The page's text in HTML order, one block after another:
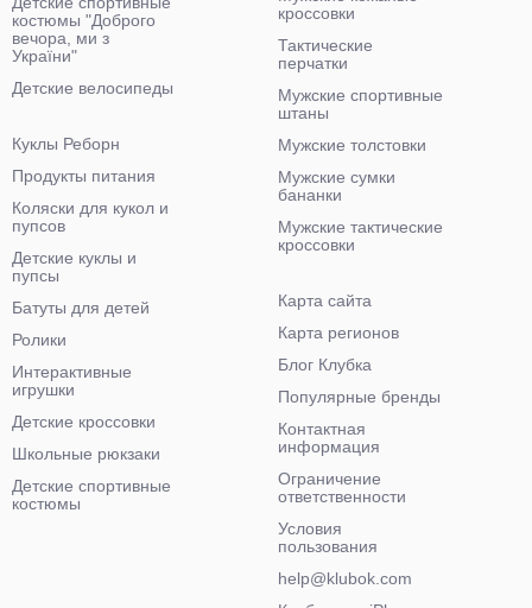
костюмы "Доброго
вечора, ми з
України"
Детские велосипеды
кроссовки
Тактические
перчатки
Мужские спортивные
штаны
Мужские толстовки
Мужские сумки
бананки
Мужские тактические
кроссовки
Куклы Реборн
Продукты питания
Коляски для кукол и
пупсов
Детские куклы и
пупсы
Батуты для детей
Ролики
Интерактивные
игрушки
Детские кроссовки
Школьные рюкзаки
Детские спортивные
костюмы
Карта сайта
Карта регионов
Блог Клубка
Популярные бренды
Контактная
информация
Ограничение
ответственности
Условия
пользования
help@klubok.com